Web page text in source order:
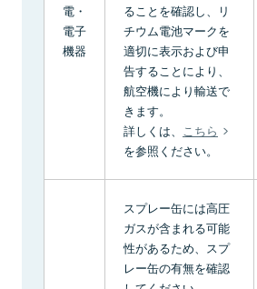
電・
電子
機器
ることを確認し、リ
チウム電池マークを
適切に表示および申
告することにより、
航空機により輸送で
きます。
詳しくは、
こちら
を参照ください。
スプレー缶には高圧
ガスが含まれる可能
性があるため、スプ
レー缶の有無を確認